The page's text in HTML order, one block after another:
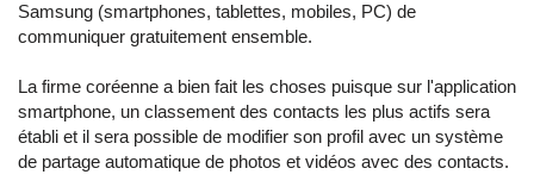
Samsung (smartphones, tablettes, mobiles, PC) de
communiquer gratuitement ensemble.
La firme coréenne a bien fait les choses puisque sur l'application
smartphone, un classement des contacts les plus actifs sera
établi et il sera possible de modifier son profil avec un système
de partage automatique de photos et vidéos avec des contacts.